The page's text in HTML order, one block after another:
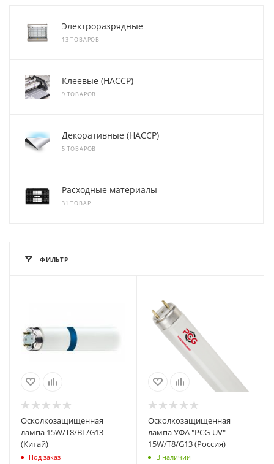
Электроразрядные
13 ТОВАРОВ
Клеевые (HACCP)
9 ТОВАРОВ
Декоративные (HACCP)
5 ТОВАРОВ
Расходные материалы
31 ТОВАР
ФИЛЬТР
Осколкозащищенная
лампа 15W/Т8/BL/G13
(Китай)
Под заказ
Осколкозащищенная
лампа УФА "PCG-UV"
15W/T8/G13 (Россия)
В наличии